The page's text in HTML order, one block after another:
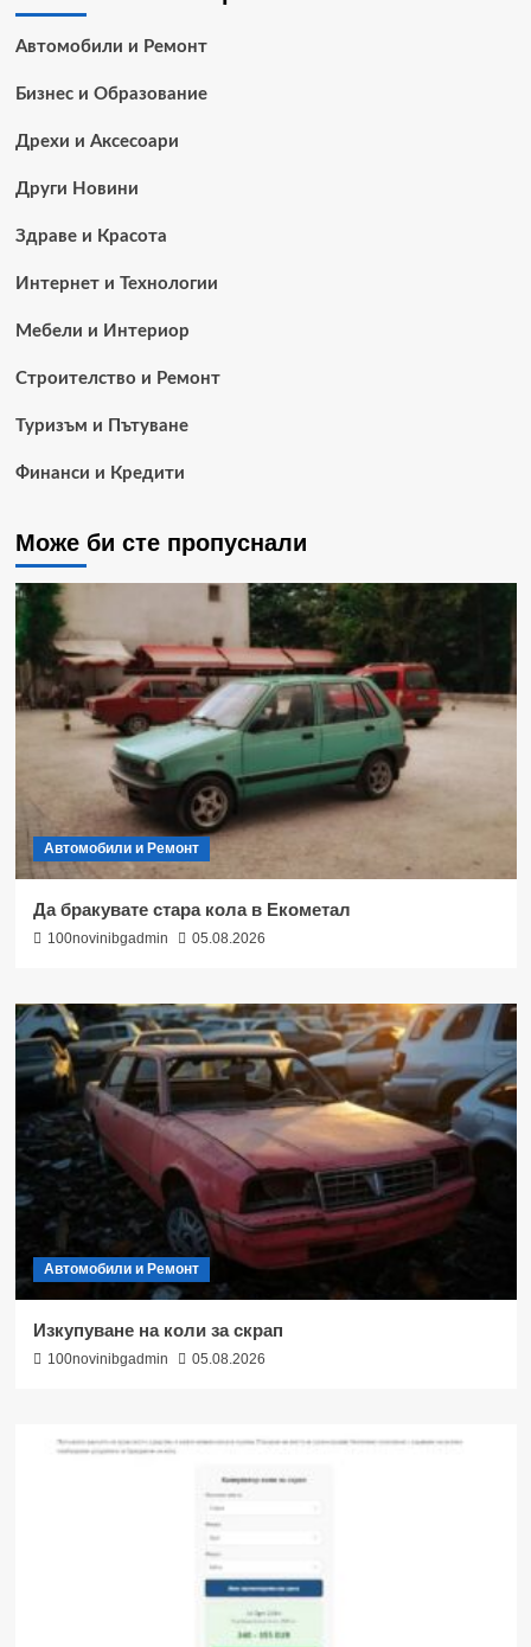
Автомобили и Ремонт
Бизнес и Образование
Дрехи и Аксесоари
Други Новини
Здраве и Красота
Интернет и Технологии
Мебели и Интериор
Строителство и Ремонт
Туризъм и Пътуване
Финанси и Кредити
Може би сте пропуснали
Автомобили и Ремонт
Да бракувате стара кола в Екометал
100novinibgadmin 05.08.2026
Автомобили и Ремонт
Изкупуване на коли за скрап
100novinibgadmin 05.08.2026